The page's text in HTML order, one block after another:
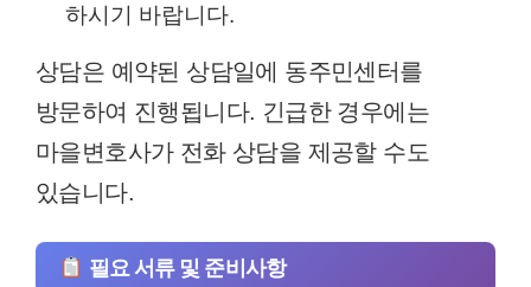
하시기 바랍니다.
상담은 예약된 상담일에 동주민센터를
방문하여 진행됩니다. 긴급한 경우에는
마을변호사가 전화 상담을 제공할 수도
있습니다.
필요 서류 및 준비사항